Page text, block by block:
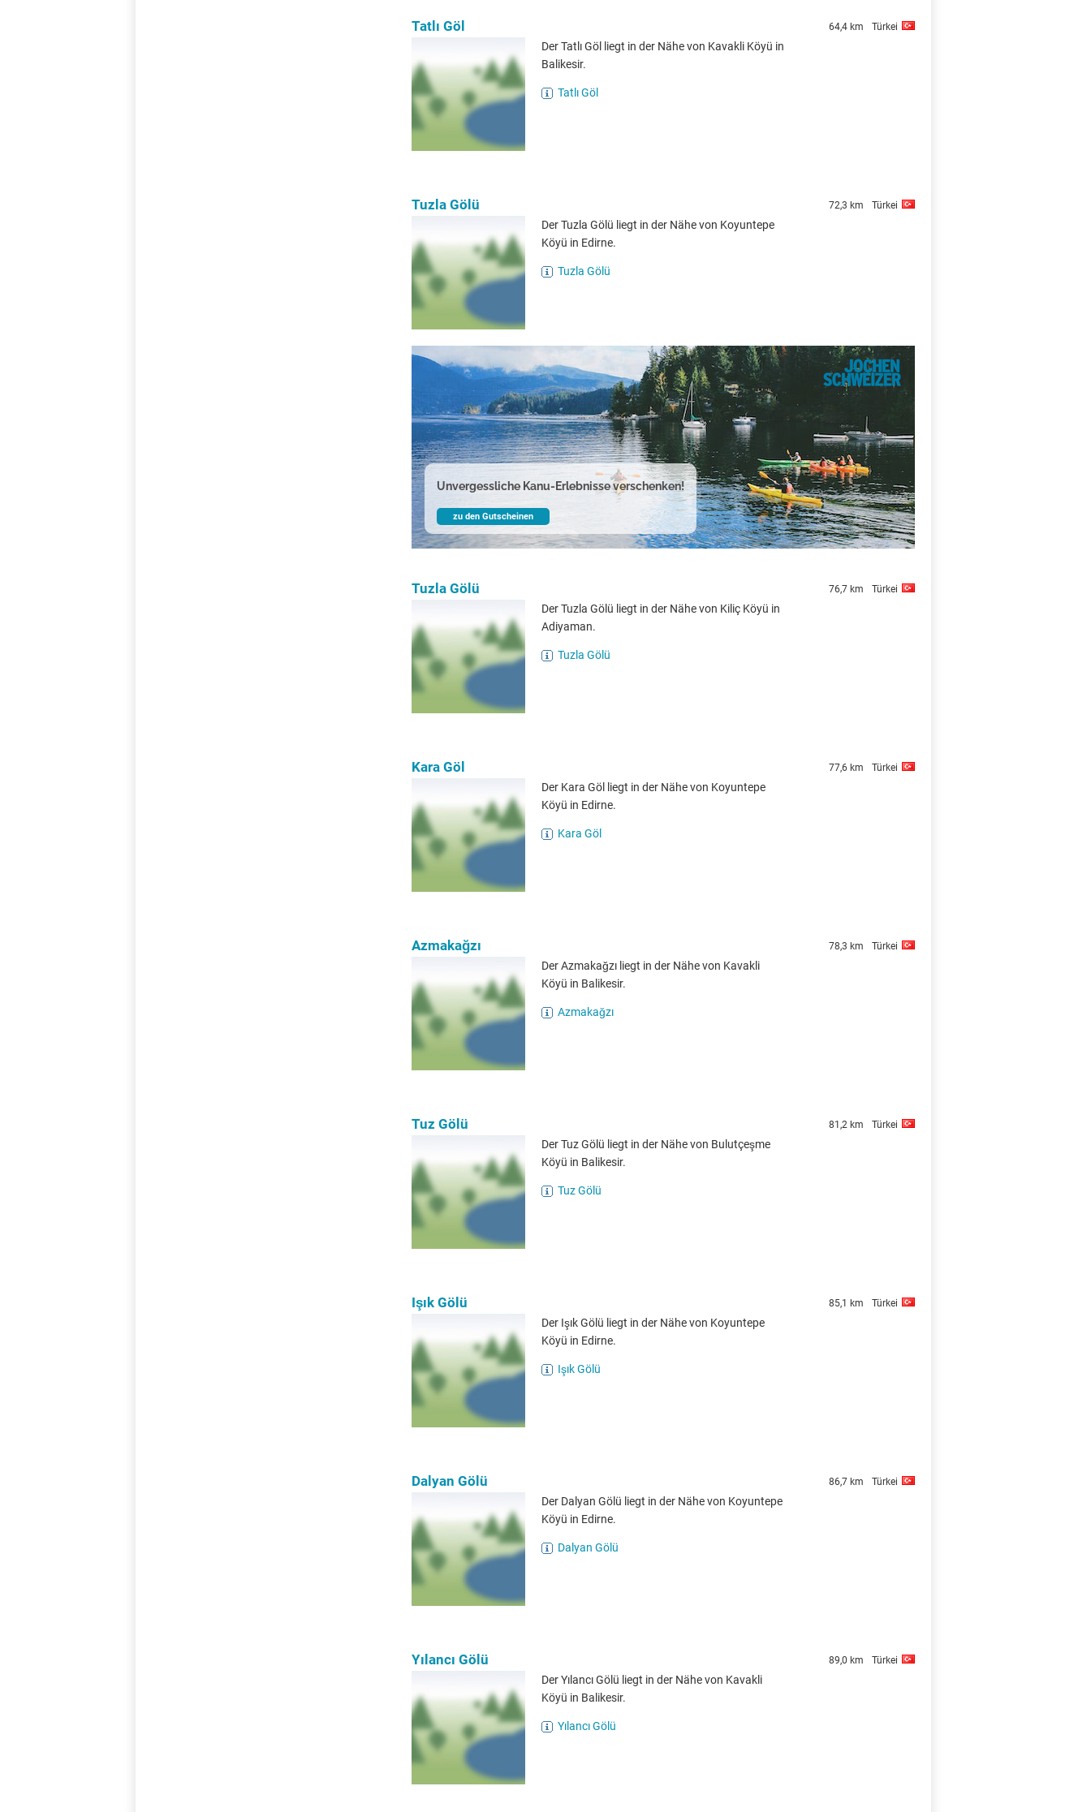
Tatlı Göl 64,4 km Türkei
Der Tatlı Göl liegt in der Nähe von Kavakli Köyü in
Balikesir.
Tatlı Göl
Tuzla Gölü 72,3 km Türkei
Der Tuzla Gölü liegt in der Nähe von Koyuntepe
Köyü in Edirne.
Tuzla Gölü
Unvergessliche Kanu-Erlebnisse verschenken!
zu den Gutscheinen
Tuzla Gölü 76,7 km Türkei
Der Tuzla Gölü liegt in der Nähe von Kiliç Köyü in
Adiyaman.
Tuzla Gölü
Kara Göl 77,6 km Türkei
Der Kara Göl liegt in der Nähe von Koyuntepe
Köyü in Edirne.
Kara Göl
Azmakağzı 78,3 km Türkei
Der Azmakağzı liegt in der Nähe von Kavakli
Köyü in Balikesir.
Azmakağzı
Tuz Gölü 81,2 km Türkei
Der Tuz Gölü liegt in der Nähe von Bulutçeşme
Köyü in Balikesir.
Tuz Gölü
Işık Gölü 85,1 km Türkei
Der Işık Gölü liegt in der Nähe von Koyuntepe
Köyü in Edirne.
Işık Gölü
Dalyan Gölü 86,7 km Türkei
Der Dalyan Gölü liegt in der Nähe von Koyuntepe
Köyü in Edirne.
Dalyan Gölü
Yılancı Gölü 89,0 km Türkei
Der Yılancı Gölü liegt in der Nähe von Kavakli
Köyü in Balikesir.
Yılancı Gölü